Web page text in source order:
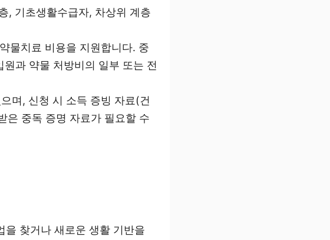
, 기초생활수급자, 차상위 계층
물치료 비용을 지원합니다. 중
과 약물 처방비의 일부 또는 전
며, 신청 시 소득 증빙 자료(건
은 중독 증명 자료가 필요할 수
을 찾거나 새로운 생활 기반을